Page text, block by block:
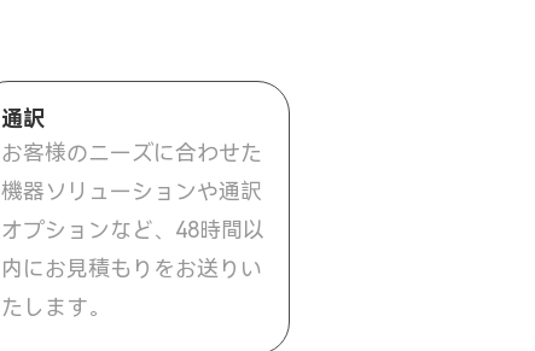
通訳
お客様のニーズに合わせた
機器ソリューションや通訳
オプションなど、48時間以
内にお見積もりをお送りい
たします。